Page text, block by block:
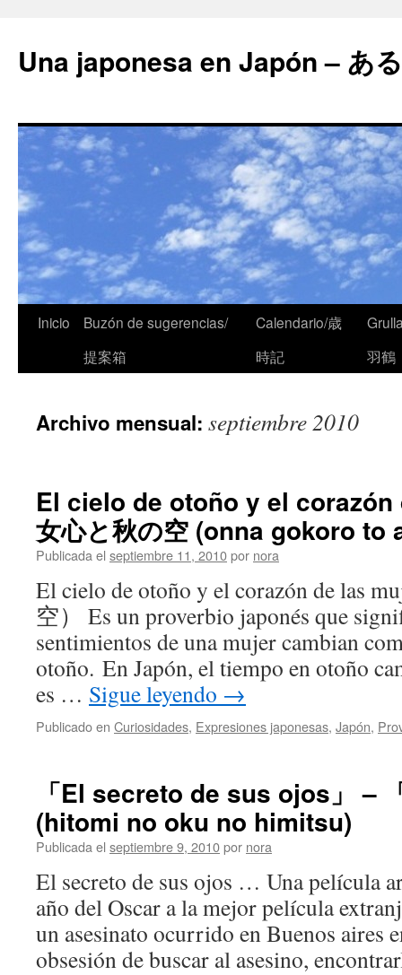
Una japonesa en Japón – あ
Inicio
Buzón de sugerencias/
提案箱
Calendario/歳
時記
羽鶴
Archivo mensual: septiembre 2010
El cielo de otoño y el
女心と秋の空 (onna gokoro to
Publicada el septiembre 11, 2010por nora
El cielo de otoño y el corazón de las
空） Es un proverbio japonés que
sentimientos de una mujer cambian
otoño. En Japón, el tiempo en otoño
es … Sigue leyendo →
Publicado en Curiosidades, Expresiones japonesas, Japón,
「El secreto de sus ojos」 –
(hitomi no oku no himitsu)
Publicada el septiembre 9, 2010por nora
El secreto de sus ojos … Una película
año del Oscar a la mejor película
un asesinato ocurrido en Buenos aires
obsesión de buscar al asesino,